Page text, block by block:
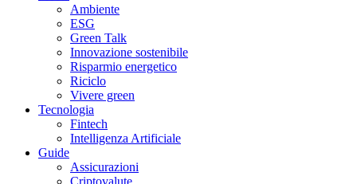
Ambiente
ESG
Green Talk
Innovazione sostenibile
Risparmio energetico
Riciclo
Vivere green
Tecnologia
Fintech
Intelligenza Artificiale
Guide
Assicurazioni